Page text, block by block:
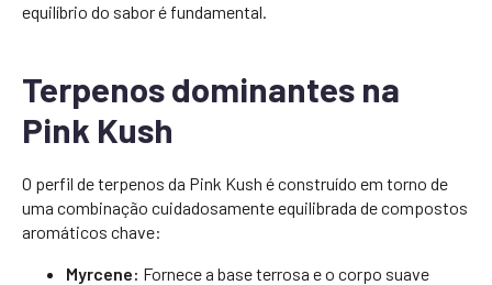
equilíbrio do sabor é fundamental.
Terpenos dominantes na
Pink Kush
O perfil de terpenos da Pink Kush é construído em torno de
uma combinação cuidadosamente equilibrada de compostos
aromáticos chave:
Myrcene: Fornece a base terrosa e o corpo suave